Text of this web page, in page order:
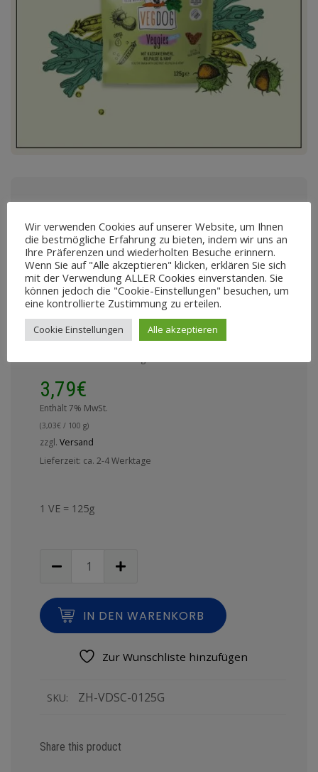
Skincare, 125g
3,79€
Enthält 7% MwSt.
3,03
zzgl.Versand
3,79€
Enthält 7% MwSt.
(3,03€ / 100 g)
zzgl. Versand
Lieferzeit: ca. 2-4 Werktage
1 VE = 125g
IN DEN WARENKORB
Zur Wunschliste hinzufügen
SKU: ZH-VDSC-0125G
Share this product
Wir verwenden Cookies auf unserer Website, um Ihnen
die bestmögliche Erfahrung zu bieten, indem wir uns an
Ihre Präferenzen und wiederholten Besuche erinnern.
Wenn Sie auf "Alle akzeptieren" klicken, erklären Sie sich
mit der Verwendung ALLER Cookies einverstanden. Sie
können jedoch die "Cookie-Einstellungen" besuchen, um
eine kontrollierte Zustimmung zu erteilen.
Cookie Einstellungen Alle akzeptieren